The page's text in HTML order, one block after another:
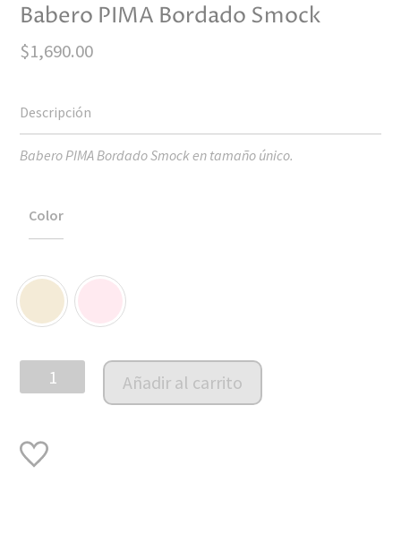
Babero PIMA Bordado Smock
$1,690.00
Babero PIMA Bordado Smock en tamaño único.
Color
Babero
PIMA
Smock
cantidad
Añadir al carrito